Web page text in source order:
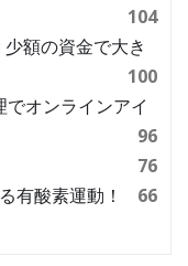
104
額の資金で大き
100
オンラインアイ
96
76
有酸素運動！
66